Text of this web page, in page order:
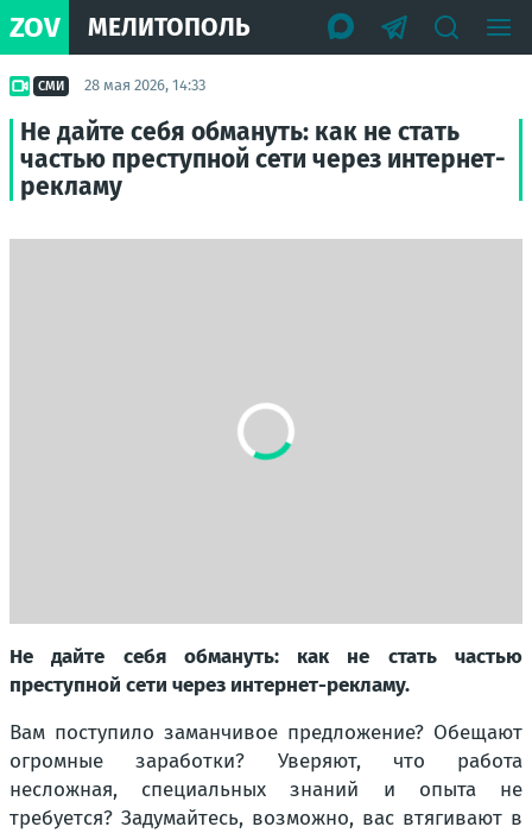
ZOV МЕЛИТОПОЛЬ
СМИ 28 мая 2026, 14:33
Не дайте себя обмануть: как не стать
частью преступной сети через интернет-
рекламу
Не дайте себя обмануть: как не стать частью
преступной сети через интернет-рекламу.
Вам поступило заманчивое предложение? Обещают
огромные заработки? Уверяют, что работа
несложная, специальных знаний и опыта не
требуется? Задумайтесь, возможно, вас втягивают в